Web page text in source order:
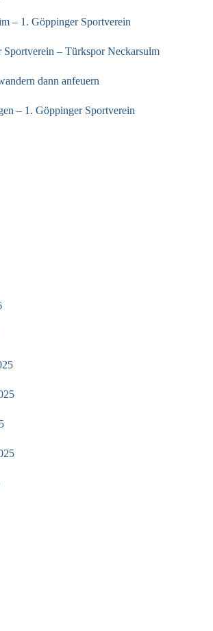
– 1. Göppinger Sportverein
Sportverein – Türkspor Neckarsulm
dann anfeuern
– 1. Göppinger Sportverein